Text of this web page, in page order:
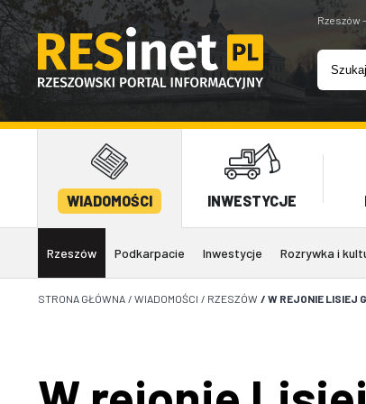
Rzeszów
WIADOMOŚCI INWESTYCJE
Rzeszów Podkarpacie Inwestycje Rozrywka i
STRONA GŁÓWNA / WIADOMOŚCI / RZESZÓW / W REJONIE LISIEJ